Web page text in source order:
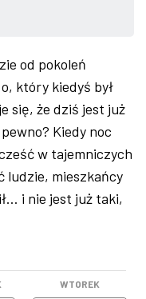
od pokoleń
który kiedyś był
się, że dziś jest już
Kiedy noc
w tajemniczych
ludzie, mieszkańcy
i nie jest już taki,
WTOREK